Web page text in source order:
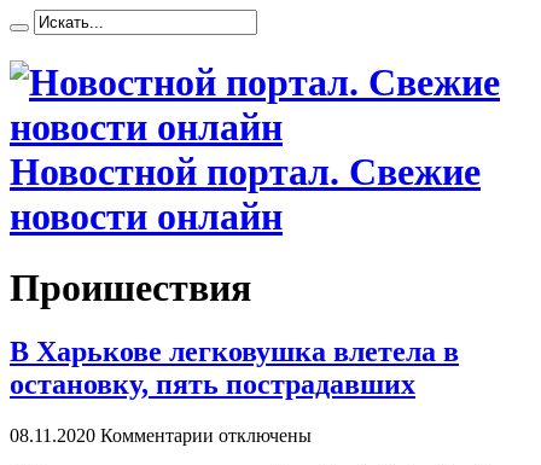
Новостной портал. Свежие
новости онлайн
Проишествия
В Харькове легковушка влетела в
остановку, пять пострадавших
08.11.2020 Комментарии отключены